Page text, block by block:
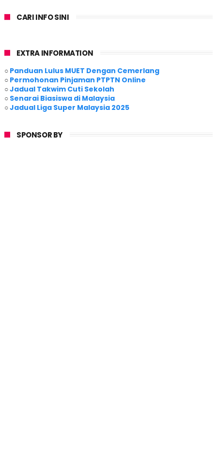
CARI INFO SINI
EXTRA INFORMATION
○ Panduan Lulus MUET Dengan Cemerlang
○ Permohonan Pinjaman PTPTN Online
○Jadual Takwim Cuti Sekolah
○ Senarai Biasiswa di Malaysia
○Jadual Liga Super Malaysia 2025
SPONSOR BY